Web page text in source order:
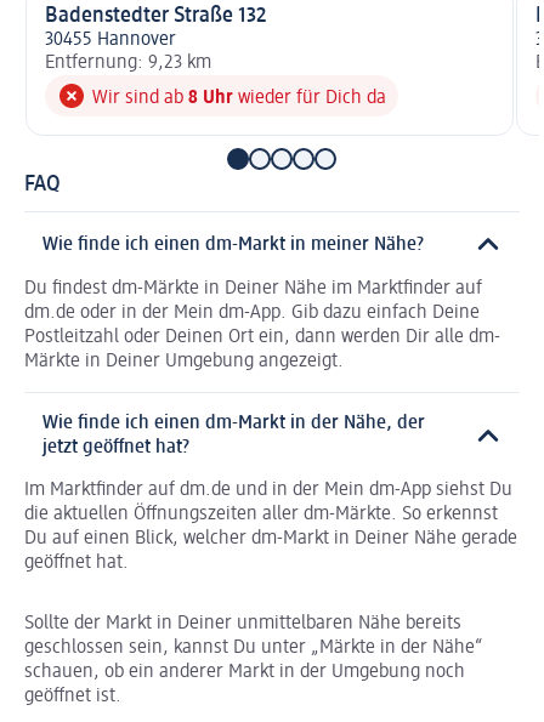
Badenstedter Straße 132
30455 Hannover
Entfernung: 9,23 km
Wir sind ab 8 Uhr wieder für Dich da
FAQ
Wie finde ich einen dm-Markt in meiner Nähe?
Du findest dm-Märkte in Deiner Nähe im Marktfinder auf
dm.de oder in der Mein dm-App. Gib dazu einfach Deine
Postleitzahl oder Deinen Ort ein, dann werden Dir alle dm-
Märkte in Deiner Umgebung angezeigt.
Wie finde ich einen dm-Markt in der Nähe, der
jetzt geöffnet hat?
Im Marktfinder auf dm.de und in der Mein dm-App siehst Du
die aktuellen Öffnungszeiten aller dm-Märkte. So erkennst
Du auf einen Blick, welcher dm-Markt in Deiner Nähe gerade
geöffnet hat.
Sollte der Markt in Deiner unmittelbaren Nähe bereits
geschlossen sein, kannst Du unter „Märkte in der Nähe“
schauen, ob ein anderer Markt in der Umgebung noch
geöffnet ist.